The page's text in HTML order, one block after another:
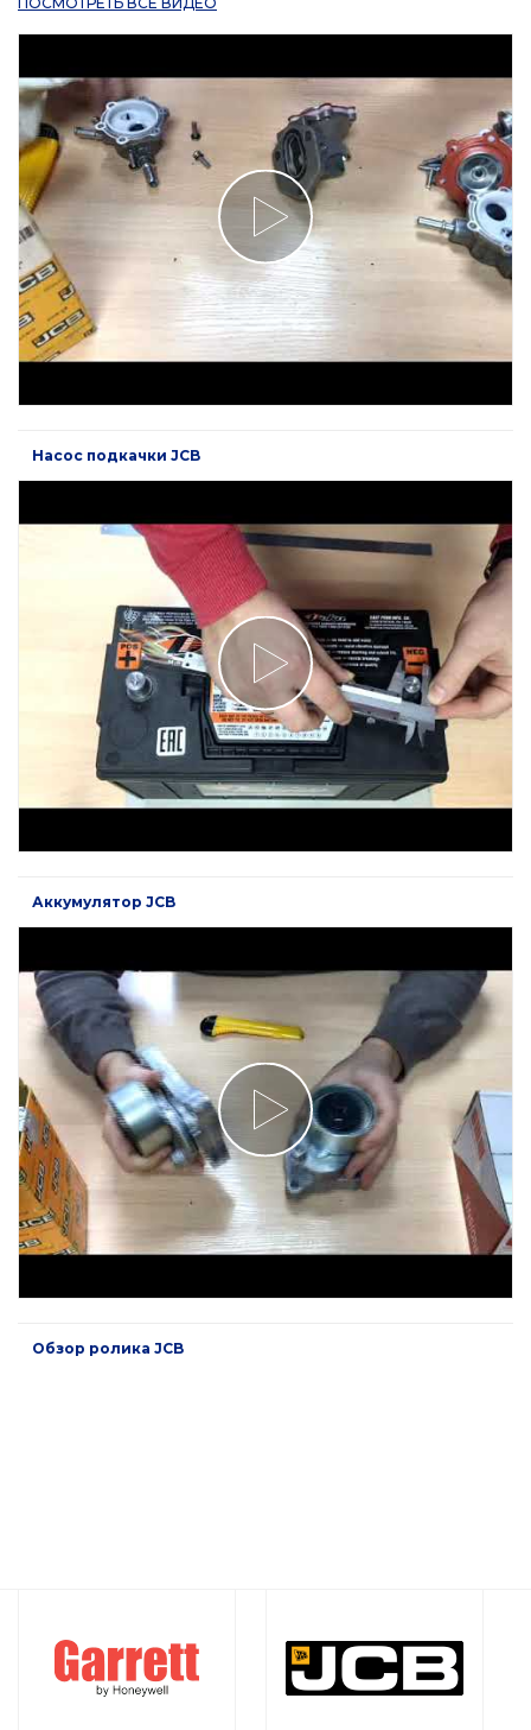
Насос подкачки JCB
Аккумулятор JCB
Обзор ролика JCB